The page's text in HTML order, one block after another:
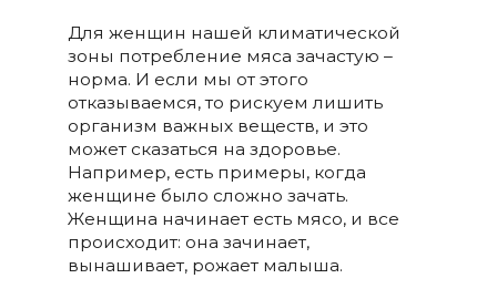
Для женщин нашей климатической
зоны потребление мяса зачастую –
норма. И если мы от этого
отказываемся, то рискуем лишить
организм важных веществ, и это
может сказаться на здоровье.
Например, есть примеры, когда
женщине было сложно зачать.
Женщина начинает есть мясо, и все
происходит: она зачинает,
вынашивает, рожает малыша.